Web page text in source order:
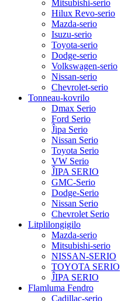
Mitsubishi-serio
Hilux Revo-serio
Mazda-serio
Isuzu-serio
Toyota-serio
Dodge-serio
Volkswagen-serio
Nissan-serio
Chevrolet-serio
Tonneau-kovrilo
Dmax Serio
Ford Serio
Ĵipa Serio
Nissan Serio
Toyota Serio
VW Serio
ĴIPA SERIO
GMC-Serio
Dodge-Serio
Nissan Serio
Chevrolet Serio
Litplilongigilo
Mazda-serio
Mitsubishi-serio
NISSAN-SERIO
TOYOTA SERIO
ĴIPA SERIO
Flamluma Fendro
Cadillac-serio